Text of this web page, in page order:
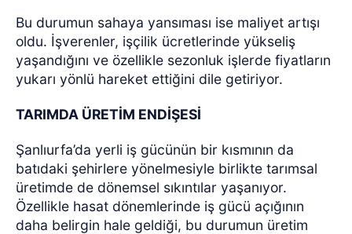
Bu durumun sahaya yansıması ise maliyet artışı
oldu. İşverenler, işçilik ücretlerinde yükseliş
yaşandığını ve özellikle sezonluk işlerde fiyatların
yukarı yönlü hareket ettiğini dile getiriyor.
TARIMDA ÜRETİM ENDİŞESİ
Şanlıurfa’da yerli iş gücünün bir kısmının da
batıdaki şehirlere yönelmesiyle birlikte tarımsal
üretimde de dönemsel sıkıntılar yaşanıyor.
Özellikle hasat dönemlerinde iş gücü açığının
daha belirgin hale geldiği, bu durumun üretim